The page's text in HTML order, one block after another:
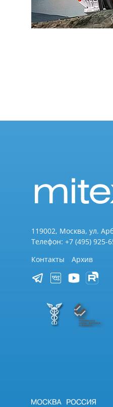
119002, Москва, ул.
Телефон: +7 (495) 925-
Контакты
Архив